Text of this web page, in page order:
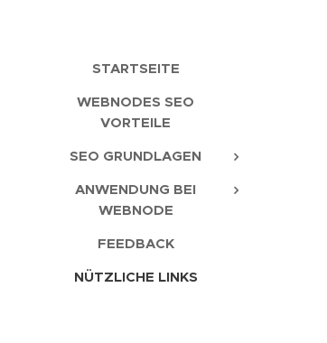
STARTSEITE
WEBNODES SEO
VORTEILE
SEO GRUNDLAGEN
ANWENDUNG BEI
WEBNODE
FEEDBACK
NÜTZLICHE LINKS